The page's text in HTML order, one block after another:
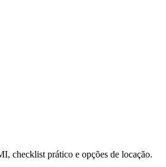
checklist prático e opções de locação.